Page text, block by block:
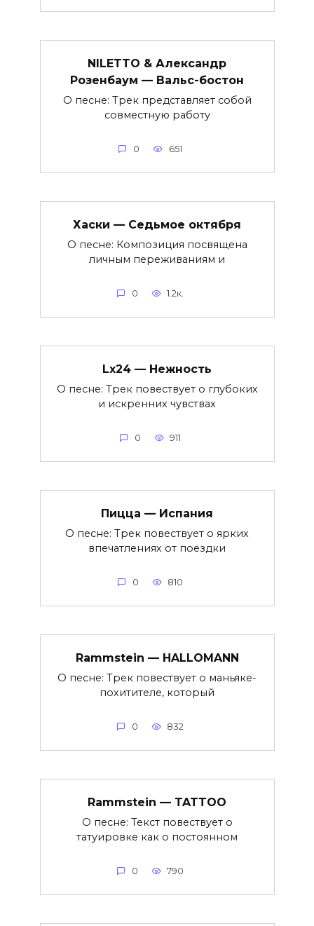
NILETTO & Александр
Розенбаум — Вальс-бостон
О песне: Трек представляет собой
совместную работу
0 651
Хаски — Седьмое октября
О песне: Композиция посвящена
личным переживаниям и
0 1.2к.
Lx24 — Нежность
О песне: Трек повествует о глубоких
и искренних чувствах
0 911
Пицца — Испания
О песне: Трек повествует о ярких
впечатлениях от поездки
0 810
Rammstein — HALLOMANN
О песне: Трек повествует о маньяке-
похитителе, который
0 832
Rammstein — TATTOO
О песне: Текст повествует о
татуировке как о постоянном
0 790